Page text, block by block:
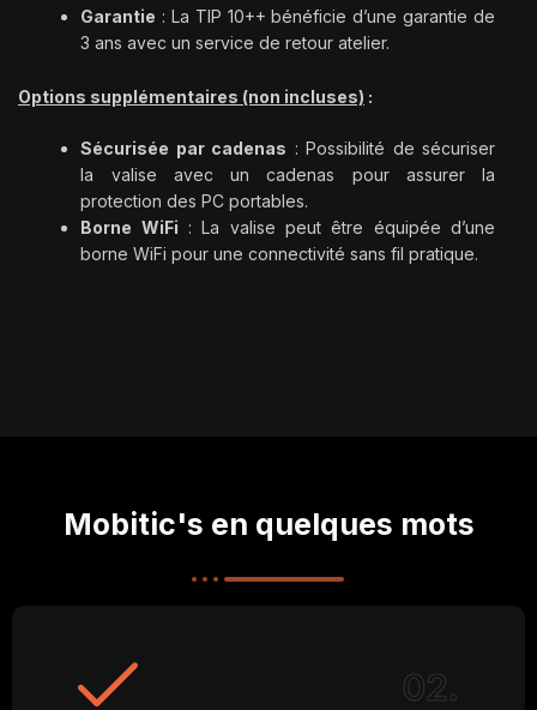
Garantie : La TIP 10++ bénéficie d’une garantie de
3 ans avec un service de retour atelier.
Options supplémentaires (non incluses) :
Sécurisée par cadenas : Possibilité de sécuriser
la valise avec un cadenas pour assurer la
protection des PC portables.
Borne WiFi : La valise peut être équipée d’une
borne WiFi pour une connectivité sans fil pratique.
Mobitic's en quelques mots
02.